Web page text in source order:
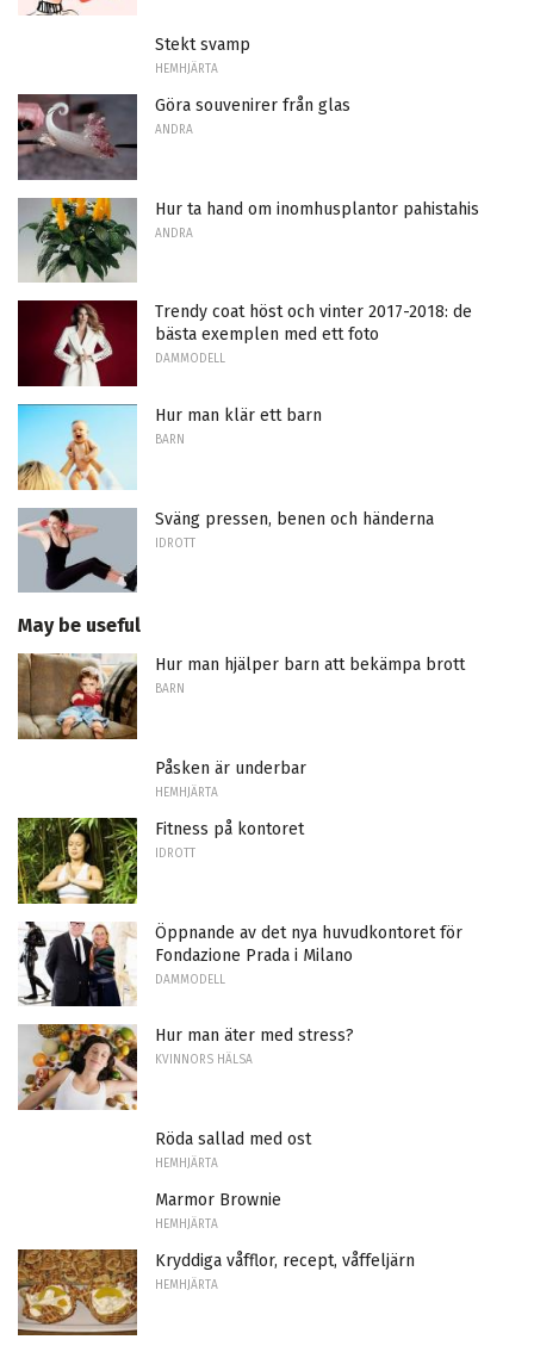
Stekt svamp
HEMHJÄRTA
Göra souvenirer från glas
ANDRA
Hur ta hand om inomhusplantor pahistahis
ANDRA
Trendy coat höst och vinter 2017-2018: de
bästa exemplen med ett foto
DAMMODELL
Hur man klär ett barn
BARN
Sväng pressen, benen och händerna
IDROTT
May be useful
Hur man hjälper barn att bekämpa brott
BARN
Påsken är underbar
HEMHJÄRTA
Fitness på kontoret
IDROTT
Öppnande av det nya huvudkontoret för
Fondazione Prada i Milano
DAMMODELL
Hur man äter med stress?
KVINNORS HÄLSA
Röda sallad med ost
HEMHJÄRTA
Marmor Brownie
HEMHJÄRTA
Kryddiga våfflor, recept, våffeljärn
HEMHJÄRTA